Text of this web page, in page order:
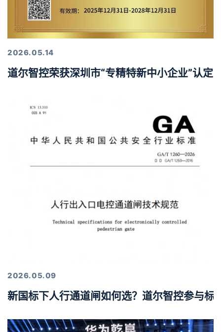
2026.05.14
道尔智控荣获深圳市“专精特新中小企业”认定
2026.05.09
新国标下人行通道闸如何选？道尔智控参与标